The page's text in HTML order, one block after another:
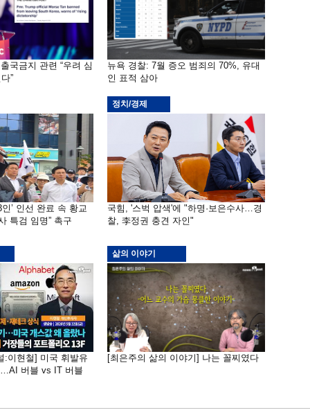
국금지 관련 “우려 심
”
뉴욕 경찰: 7월 증오 범죄의 70%, 유대
인 표적 삼아
’ 인선 완료 속 황교
특검 임명” 촉구
정치/경제
국힘, '스벅 압색'에 "하명·보은수사…경
찰, 李정권 충견 자인"
:이현철] 미국 휘발유
버블 vs IT 버블
삶의 이야기
[최은주의 삶의 이야기] 나는 꼴찌였다